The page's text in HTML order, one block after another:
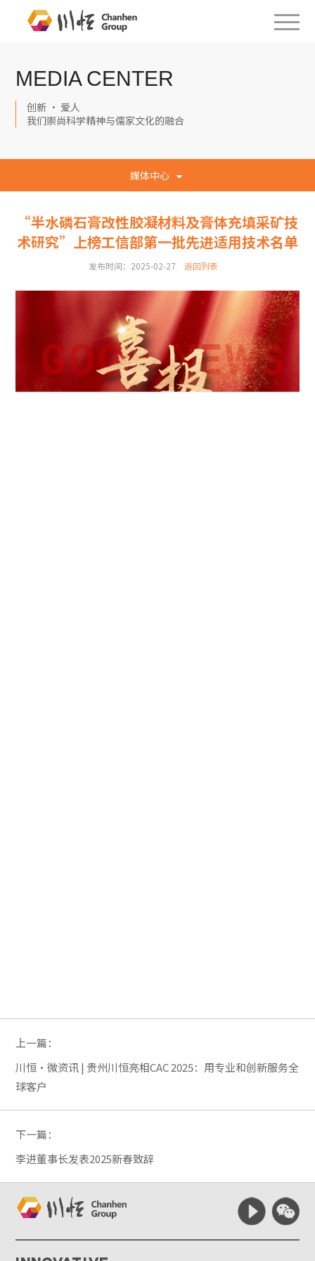
MEDIA CENTER
创新 · 爱人
我们崇尚科学精神与儒家文化的融合
媒体中心
“半水磷石膏改性胶凝材料及膏体充填采矿技
术研究”上榜工信部第一批先进适用技术名单
发布时间：2025-02-27 返回列表
上一篇：
川恒·微资讯 | 贵州川恒亮相CAC 2025：用专业和创新服务全
球客户
下一篇：
李进董事长发表2025新春致辞